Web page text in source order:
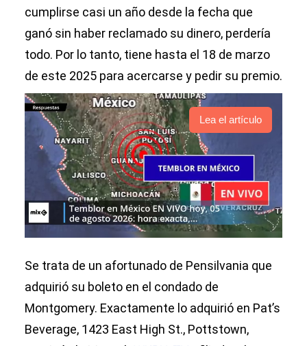
cumplirse casi un año desde la fecha que
ganó sin haber reclamado su dinero, perdería
todo. Por lo tanto, tiene hasta el 18 de marzo
de este 2025 para acercarse y pedir su premio.
Lea el artículo
Se trata de un afortunado de Pensilvania que
adquirió su boleto en el condado de
Montgomery. Exactamente lo adquirió en Pat’s
Beverage, 1423 East High St., Pottstown,